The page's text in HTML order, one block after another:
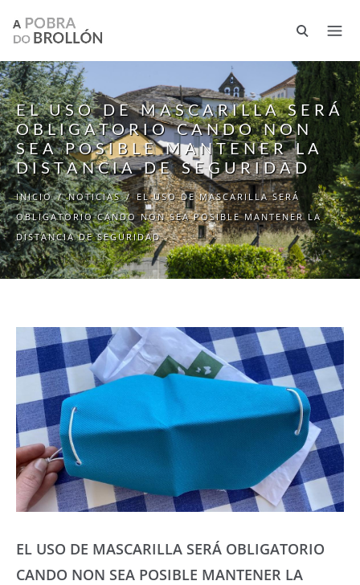
EL USO DE MASCARILLA SERÁ
OBLIGATORIO CANDO NON
SEA POSIBLE MANTENER LA
DISTANCIA DE SEGURIDAD
INICIO / NOTICIAS / EL USO DE MASCARILLA SERÁ
OBLIGATORIO CANDO NON SEA POSIBLE MANTENER LA
DISTANCIA DE SEGURIDAD
EL USO DE MASCARILLA SERÁ OBLIGATORIO
CANDO NON SEA POSIBLE MANTENER LA